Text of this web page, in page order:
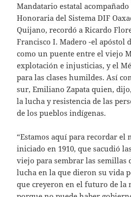
Mandatario estatal
Honoraria del Sistema DIF
Quijano, recordó a Ricardo
Francisco I. Madero -el apóstol
como un puente entre el viejo
explotación e injusticias, y el
para las clases humildes. Así
sur, Emiliano Zapata quien,
la lucha y resistencia de las
de los pueblos indígenas.
“Estamos aquí para recordar el
iniciado en 1910, que sacudió
viejo para sembrar las semillas
lucha en la que dieron su vida
que creyeron en el futuro de la